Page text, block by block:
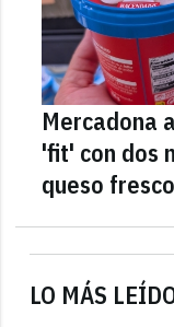
LO MÁS
Mercadona
'fit' con dos
queso